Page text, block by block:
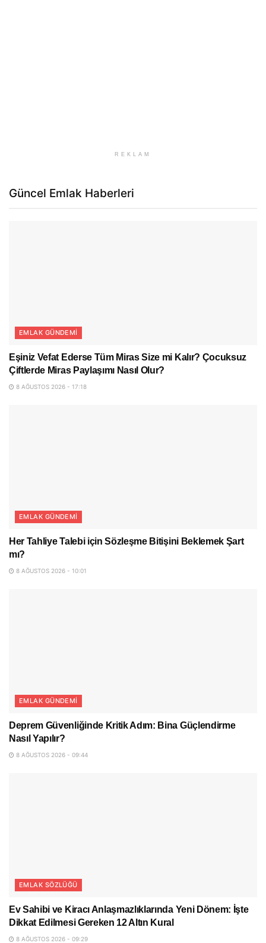
REKLAM
Güncel Emlak Haberleri
EMLAK GÜNDEMI
Eşiniz Vefat Ederse Tüm Miras Size mi Kalır? Çocuksuz
Çiftlerde Miras Paylaşımı Nasıl Olur?
8 AĞUSTOS 2026 - 17:18
EMLAK GÜNDEMI
Her Tahliye Talebi için Sözleşme Bitişini Beklemek Şart
mı?
8 AĞUSTOS 2026 - 10:01
EMLAK GÜNDEMI
Deprem Güvenliğinde Kritik Adım: Bina Güçlendirme
Nasıl Yapılır?
8 AĞUSTOS 2026 - 09:44
EMLAK SÖZLÜĞÜ
Ev Sahibi ve Kiracı Anlaşmazlıklarında Yeni Dönem: İşte
Dikkat Edilmesi Gereken 12 Altın Kural
8 AĞUSTOS 2026 - 09:29